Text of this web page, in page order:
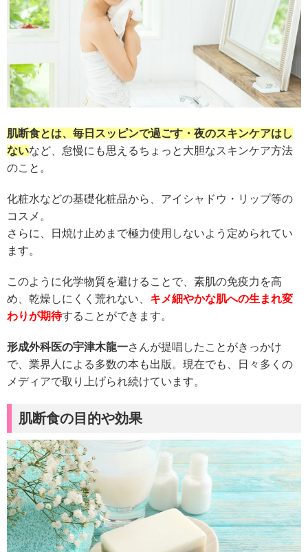
肌断食とは、毎日スッピンで過ごす・夜のスキンケアはし
ないなど、怠慢にも思えるちょっと大胆なスキンケア方法
のこと。
化粧水などの基礎化粧品から、アイシャドウ・リップ等の
コスメ。
さらに、日焼け止めまで極力使用しないよう定められてい
ます。
このように化学物質を避けることで、素肌の免疫力を高
め、乾燥しにくく荒れない、 キメ細やかな肌への生まれ変
わりが期待することができます。
形成外科医の宇津木龍一さんが提唱したことがきっかけ
で、業界人による多数の本も出版。現在でも、日々多くの
メディアで取り上げられ続けています。
肌断食の目的や効果